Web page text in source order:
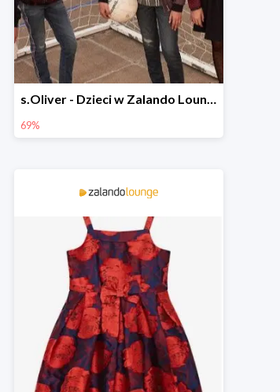
s.Oliver - Dzieci w Zalando Lounge do -77%
69%